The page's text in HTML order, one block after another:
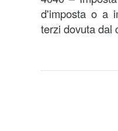
d'imposta o a
terzi dovuta dal